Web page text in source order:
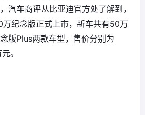
汽车商评从比亚迪官方处了解到，
纪念版正式上市，新车共有50万
版Plus两款车型，售价分别为
。